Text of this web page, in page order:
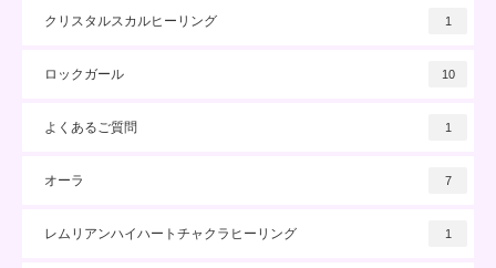
クリスタルスカルヒーリング 1
ロックガール 10
よくあるご質問 1
オーラ 7
レムリアンハイハートチャクラヒーリング 1